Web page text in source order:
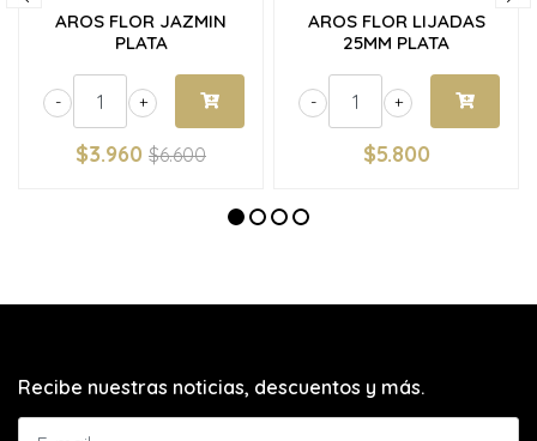
AROS FLOR JAZMIN
PLATA
+
-
$3.960 $6.600
AROS FLOR LIJADAS
25MM PLATA
+
-
$5.800
Recibe nuestras noticias, descuentos y más.